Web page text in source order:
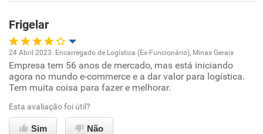
Frigelar
Oportunidade de promoção
Ambiente de trabalho
Conciliação com a vida familiar
24 Abril 2023. Encarregado de Logística (Ex-Funcionário), Minas Gerais
Empresa tem 56 anos de mercado, mas está iniciando
agora no mundo e-commerce e a dar valor para logística.
Tem muita coisa para fazer e melhorar.
Esta avaliação foi útil?
Sim Não